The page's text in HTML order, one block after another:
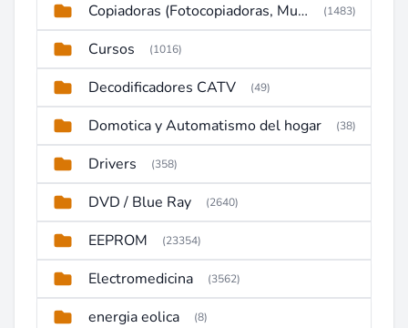
Copiadoras (Fotocopiadoras, Multifunctions, Ploter, etc) (1483)
Cursos (1016)
Decodificadores CATV (49)
Domotica y Automatismo del hogar (38)
Drivers (358)
DVD / Blue Ray (2640)
EEPROM (23354)
Electromedicina (3562)
energia eolica (8)